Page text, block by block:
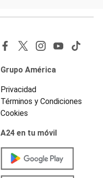
Grupo América
Privacidad
Términos y Condiciones
Cookies
A24 en tu móvil